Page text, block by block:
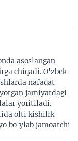
asoslangan
chiqadi. O'zbek
nafaqat
jamiyatdagi
yoritiladi.
olti kishilik
bo'ylab jamoatchi